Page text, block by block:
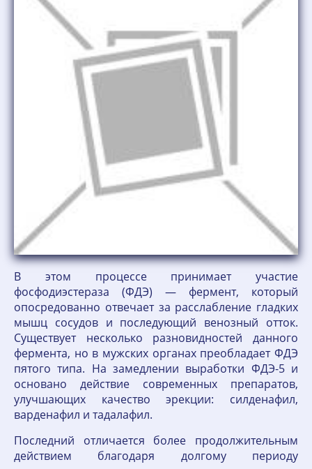
В этом процессе принимает участие
фосфодиэстераза (ФДЭ) — фермент, который
опосредованно отвечает за расслабление гладких
мышц сосудов и последующий венозный отток.
Существует несколько разновидностей данного
фермента, но в мужских органах преобладает ФДЭ
пятого типа. На замедлении выработки ФДЭ-5 и
основано действие современных препаратов,
улучшающих качество эрекции: силденафил,
варденафил и тадалафил.
Последний отличается более продолжительным
действием благодаря долгому периоду